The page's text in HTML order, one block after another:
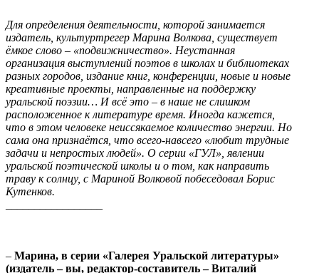
Для определения деятельности, которой занимается
издатель, культуртрегер Марина Волкова, существует
ёмкое слово – «подвижничество». Неустанная
организация выступлений поэтов в школах и библиотеках
разных городов, издание книг, конференции, новые и новые
креативные проекты, направленные на поддержку
уральской поэзии… И всё это – в наше не слишком
расположенное к литературе время. Иногда кажется,
что в этом человеке неиссякаемое количество энергии. Но
сама она признаётся, что всего-навсего «любит трудные
задачи и непростых людей». О серии «ГУЛ», явлении
уральской поэтической школы и о том, как направить
траву к солнцу, с Мариной Волковой побеседовал Борис
Кутенков.
– Марина, в серии «Галерея Уральской литературы»
(издатель – вы, редактор-составитель – Виталий